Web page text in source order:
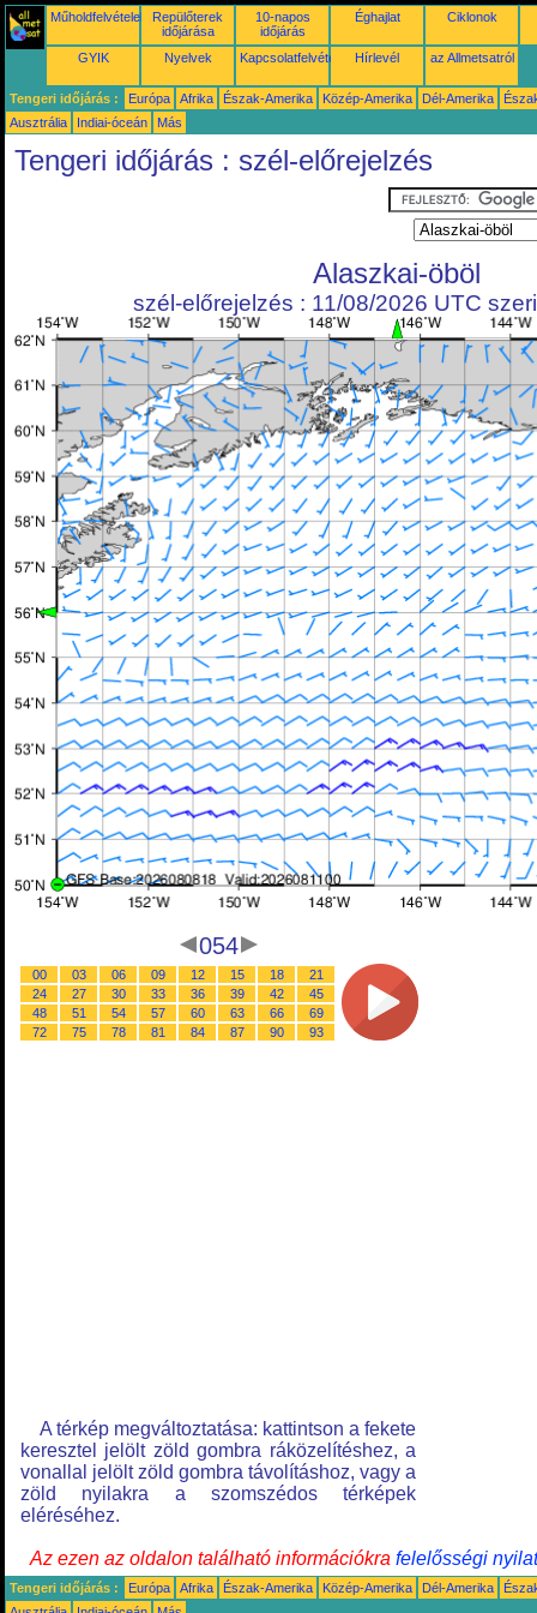
Műholdfelvételek
Repülőterek
időjárása
10-napos
időjárás
Éghajlat Ciklonok
GYIK Nyelvek Kapcsolatfelvétel Hírlevél az Allmetsatról
Tengeri időjárás : Európa Afrika Észak-Amerika Közép-Amerika Dél-Amerika
Ausztrália
Indiai-óceán Más
Tengeri időjárás : szél-előrejelzés
Alaszkai-öböl
szél-előrejelzés : 11/08/2026 UTC
054
00 03 06 09 12 15 18
21
24
27 30 33 36 39 42
45
48
51 54 57 60 63 66
69
72
75 78 81 84 87 90 93
A térkép megváltoztatása: kattintson a fekete
keresztel jelölt zöld gombra ráközelítéshez, a
vonallal jelölt zöld gombra távolításhoz, vagy a
zöld nyilakra a szomszédos térképek
eléréséhez.
Az ezen az oldalon található információkra felelősségi
Tengeri időjárás : Európa Afrika Észak-Amerika Közép-Amerika Dél-Amerika